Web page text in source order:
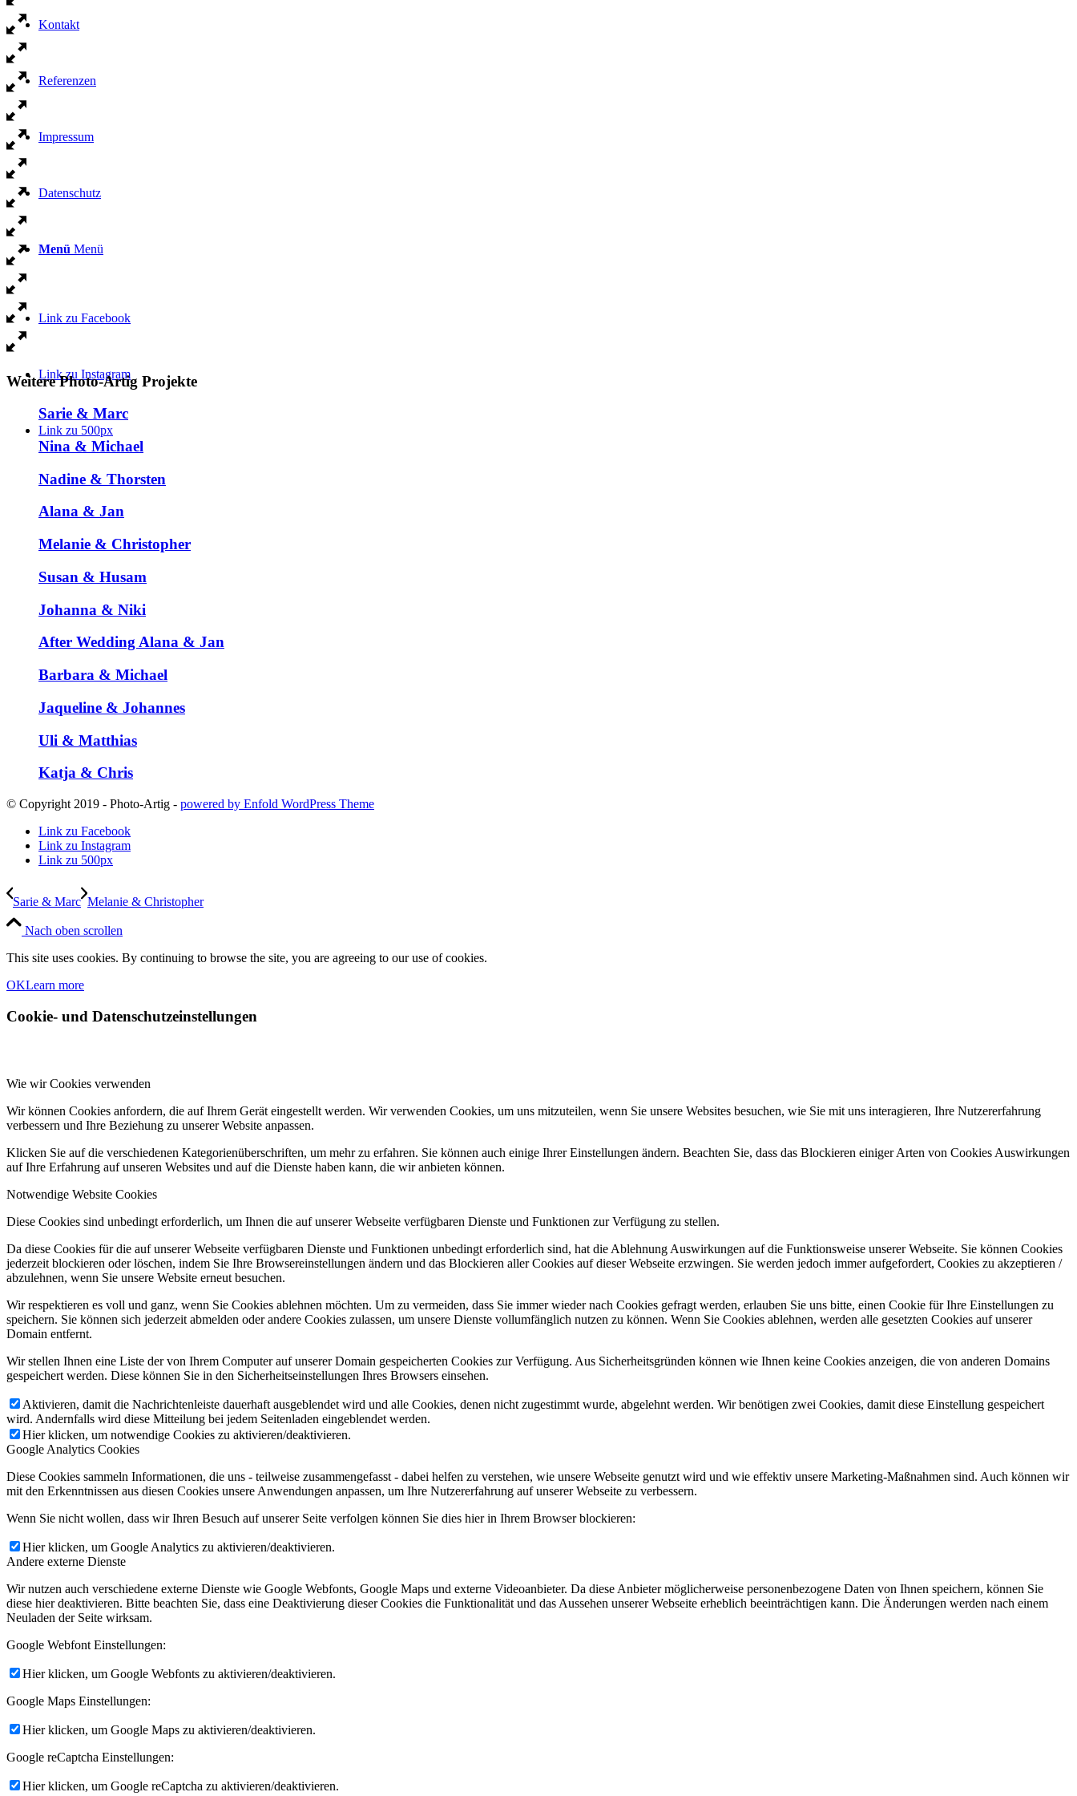
Kontakt
Referenzen
Impressum
Datenschutz
Menü Menü
Link zu Facebook
Link zu Instagram
Link zu 500px
Weitere Photo-Artig Projekte
Sarie & Marc
Nina & Michael
Nadine & Thorsten
Alana & Jan
Melanie & Christopher
Susan & Husam
Johanna & Niki
After Wedding Alana & Jan
Barbara & Michael
Jaqueline & Johannes
Uli & Matthias
Katja & Chris
© Copyright 2019 - Photo-Artig - powered by Enfold WordPress Theme
Link zu Facebook
Link zu Instagram
Link zu 500px
Sarie & Marc Melanie & Christopher
Nach oben scrollen
This site uses cookies. By continuing to browse the site, you are agreeing to our use of cookies.
OKLearn more
Cookie- und Datenschutzeinstellungen
Wie wir Cookies verwenden
Wir können Cookies anfordern, die auf Ihrem Gerät eingestellt werden. Wir verwenden Cookies, um uns mitzuteilen, wenn Sie unsere Websites besuchen, wie Sie mit uns interagieren, Ihre Nutzererfahrung
verbessern und Ihre Beziehung zu unserer Website anpassen.
Klicken Sie auf die verschiedenen Kategorienüberschriften, um mehr zu erfahren. Sie können auch einige Ihrer Einstellungen ändern. Beachten Sie, dass das Blockieren einiger Arten von Cookies Auswirkungen
auf Ihre Erfahrung auf unseren Websites und auf die Dienste haben kann, die wir anbieten können.
Notwendige Website Cookies
Diese Cookies sind unbedingt erforderlich, um Ihnen die auf unserer Webseite verfügbaren Dienste und Funktionen zur Verfügung zu stellen.
Da diese Cookies für die auf unserer Webseite verfügbaren Dienste und Funktionen unbedingt erforderlich sind, hat die Ablehnung Auswirkungen auf die Funktionsweise unserer Webseite. Sie können Cookies
jederzeit blockieren oder löschen, indem Sie Ihre Browsereinstellungen ändern und das Blockieren aller Cookies auf dieser Webseite erzwingen. Sie werden jedoch immer aufgefordert, Cookies zu akzeptieren /
abzulehnen, wenn Sie unsere Website erneut besuchen.
Wir respektieren es voll und ganz, wenn Sie Cookies ablehnen möchten. Um zu vermeiden, dass Sie immer wieder nach Cookies gefragt werden, erlauben Sie uns bitte, einen Cookie für Ihre Einstellungen zu
speichern. Sie können sich jederzeit abmelden oder andere Cookies zulassen, um unsere Dienste vollumfänglich nutzen zu können. Wenn Sie Cookies ablehnen, werden alle gesetzten Cookies auf unserer
Domain entfernt.
Wir stellen Ihnen eine Liste der von Ihrem Computer auf unserer Domain gespeicherten Cookies zur Verfügung. Aus Sicherheitsgründen können wie Ihnen keine Cookies anzeigen, die von anderen Domains
gespeichert werden. Diese können Sie in den Sicherheitseinstellungen Ihres Browsers einsehen.
Aktivieren, damit die Nachrichtenleiste dauerhaft ausgeblendet wird und alle Cookies, denen nicht zugestimmt wurde, abgelehnt werden. Wir benötigen zwei Cookies, damit diese Einstellung gespeichert
wird. Andernfalls wird diese Mitteilung bei jedem Seitenladen eingeblendet werden.
Hier klicken, um notwendige Cookies zu aktivieren/deaktivieren.
Google Analytics Cookies
Diese Cookies sammeln Informationen, die uns - teilweise zusammengefasst - dabei helfen zu verstehen, wie unsere Webseite genutzt wird und wie effektiv unsere Marketing-Maßnahmen sind. Auch können wir
mit den Erkenntnissen aus diesen Cookies unsere Anwendungen anpassen, um Ihre Nutzererfahrung auf unserer Webseite zu verbessern.
Wenn Sie nicht wollen, dass wir Ihren Besuch auf unserer Seite verfolgen können Sie dies hier in Ihrem Browser blockieren:
Hier klicken, um Google Analytics zu aktivieren/deaktivieren.
Andere externe Dienste
Wir nutzen auch verschiedene externe Dienste wie Google Webfonts, Google Maps und externe Videoanbieter. Da diese Anbieter möglicherweise personenbezogene Daten von Ihnen speichern, können Sie
diese hier deaktivieren. Bitte beachten Sie, dass eine Deaktivierung dieser Cookies die Funktionalität und das Aussehen unserer Webseite erheblich beeinträchtigen kann. Die Änderungen werden nach einem
Neuladen der Seite wirksam.
Google Webfont Einstellungen:
Hier klicken, um Google Webfonts zu aktivieren/deaktivieren.
Google Maps Einstellungen:
Hier klicken, um Google Maps zu aktivieren/deaktivieren.
Google reCaptcha Einstellungen:
Hier klicken, um Google reCaptcha zu aktivieren/deaktivieren.